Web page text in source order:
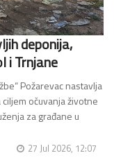
deponija,
i Trnjane
Požarevac nastavlja
očuvanja životne
za građane u
27 Jul 2026, 12:07